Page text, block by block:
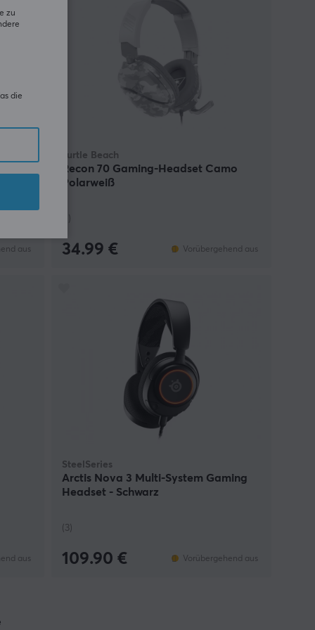
aus
Turtle Beach
Recon 70 Gaming-Headset Camo
Polarweiß
34.99 € Vorübergehend aus
aus
SteelSeries
Arctis Nova 3 Multi-System Gaming
Headset - Schwarz
(3)
109.90 € Vorübergehend aus
zu
die